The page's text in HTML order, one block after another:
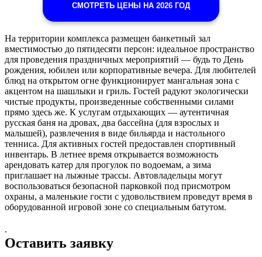
СМОТРЕТЬ ЦЕНЫ НА 2026 ГОД
На территории комплекса размещен банкетный зал
вместимостью до пятидесяти персон: идеальное пространство
для проведения праздничных мероприятий — будь то День
рождения, юбилеи или корпоративные вечера. Для любителей
блюд на открытом огне функционирует мангальная зона с
акцентом на шашлыки и гриль. Гостей радуют экологически
чистые продукты, произведенные собственными силами
прямо здесь же. К услугам отдыхающих — аутентичная
русская баня на дровах, два бассейна (для взрослых и
малышей), развлечения в виде бильярда и настольного
тенниса. Для активных гостей предоставлен спортивный
инвентарь. В летнее время открывается возможность
арендовать катер для прогулок по водоемам, а зима
приглашает на лыжные трассы. Автовладельцы могут
воспользоваться безопасной парковкой под присмотром
охраны, а маленькие гости с удовольствием проведут время в
оборудованной игровой зоне со специальным батутом.
.
Оставить заявку